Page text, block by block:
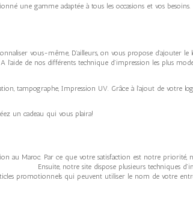
une gamme adaptée à tous les occasions et vos besoins.
vous-même, D’ailleurs, on vous propose d’ajouter
de nos différents technique d’impression les plus
tampographe, Impression UV. Grâce à l’ajout de votre
un cadeau qui vous plaira!
au Maroc. Par ce que votre satisfaction est notre priorité,
plusieurs techniques d’impression
peuvent utiliser le nom de votre entreprise.